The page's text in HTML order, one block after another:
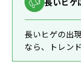
長いヒゲの出
なら、トレン